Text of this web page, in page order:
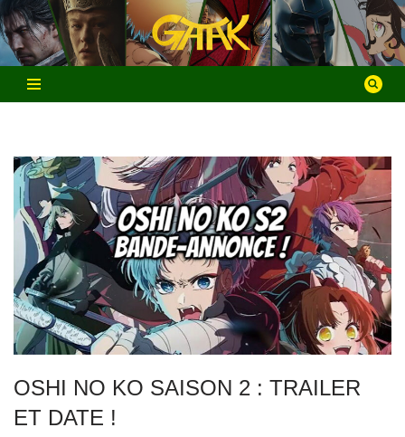
Aller
au
contenu
OSHI NO KO SAISON 2 : TRAILER
ET DATE !